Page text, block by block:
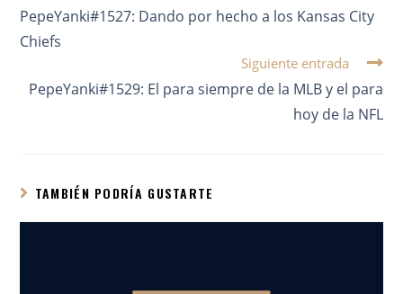
PepeYanki#1527: Dando por hecho a los Kansas City
Chiefs
Siguiente entrada
PepeYanki#1529: El para siempre de la MLB y el para
hoy de la NFL
TAMBIÉN PODRÍA GUSTARTE